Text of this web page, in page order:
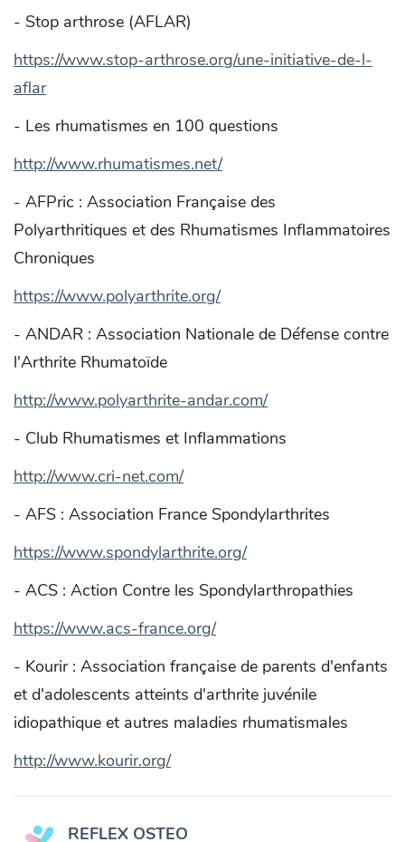
- Stop arthrose (AFLAR)
https://www.stop-arthrose.org/une-initiative-de-l-
aflar
- Les rhumatismes en 100 questions
http://www.rhumatismes.net/
- AFPric : Association Française des
Polyarthritiques et des Rhumatismes Inflammatoires
Chroniques
https://www.polyarthrite.org/
- ANDAR : Association Nationale de Défense contre
l'Arthrite Rhumatoïde
http://www.polyarthrite-andar.com/
- Club Rhumatismes et Inflammations
http://www.cri-net.com/
- AFS : Association France Spondylarthrites
https://www.spondylarthrite.org/
- ACS : Action Contre les Spondylarthropathies
https://www.acs-france.org/
- Kourir : Association française de parents d'enfants
et d'adolescents atteints d'arthrite juvénile
idiopathique et autres maladies rhumatismales
http://www.kourir.org/
REFLEX OSTEO